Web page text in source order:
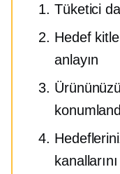
Tüketici
Hedef
anlayın